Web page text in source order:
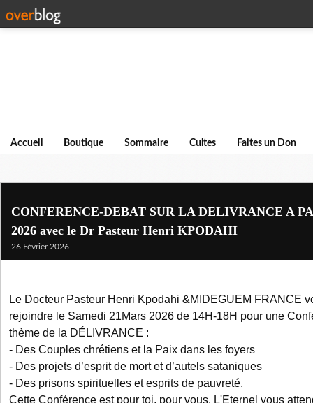
Accueil Boutique Sommaire Cultes Faites un Don
CONFERENCE-DEBAT SUR LA DELIVRANCE A
2026 avec le Dr Pasteur Henri KPODAHI
26 Février 2026
Le Docteur Pasteur Henri Kpodahi &MIDEGUEM FRANCE
rejoindre le Samedi 21Mars 2026 de 14H-18H pour une
thème de la DÉLIVRANCE :
- Des Couples chrétiens et la Paix dans les foyers
- Des projets d’esprit de mort et d’autels sataniques
- Des prisons spirituelles et esprits de pauvreté.
Cette Conférence est pour toi, pour vous. L'Eternel vous